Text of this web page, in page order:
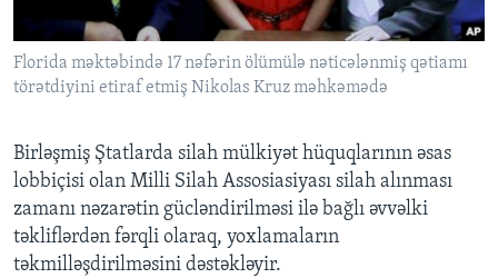
Florida məktəbində 17 nəfərin ölümülə nəticələnmiş qətiamı
törətdiyini etiraf etmiş Nikolas Kruz məhkəmədə
Birləşmiş Ştatlarda silah mülkiyət hüquqlarının əsas
lobbiçisi olan Milli Silah Assosiasiyası silah alınması
zamanı nəzarətin gücləndirilməsi ilə bağlı əvvəlki
təkliflərdən fərqli olaraq, yoxlamaların
təkmilləşdirilməsini dəstəkləyir.